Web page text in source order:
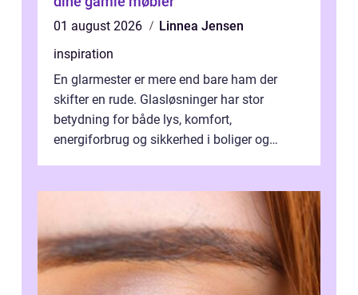
01 august 2026
Linnea Jensen
inspiration
En glarmester er mere end bare ham der
skifter en rude. Glasløsninger har stor
betydning for både lys, komfort,
energiforbrug og sikkerhed i boliger og